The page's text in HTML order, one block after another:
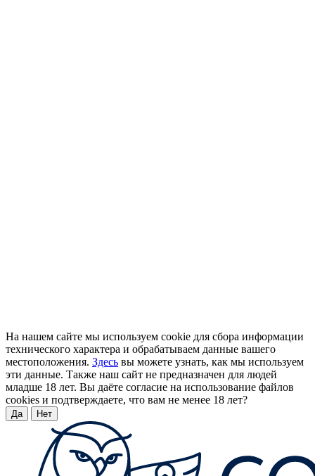
На нашем сайте мы используем cookie для сбора информации
технического характера и обрабатываем данные вашего
местоположения. Здесь вы можете узнать, как мы используем
эти данные. Также наш сайт не предназначен для людей
младше 18 лет. Вы даёте согласие на использование файлов
cookies и подтверждаете, что вам не менее 18 лет?
Да Нет